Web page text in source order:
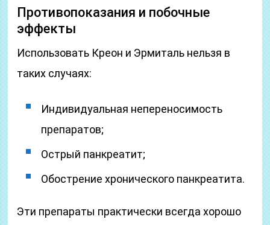
Противопоказания и побочные
эффекты
Использовать Креон и Эрмиталь нельзя в
таких случаях:
Индивидуальная непереносимость
препаратов;
Острый панкреатит;
Обострение хронического панкреатита.
Эти препараты практически всегда хорошо